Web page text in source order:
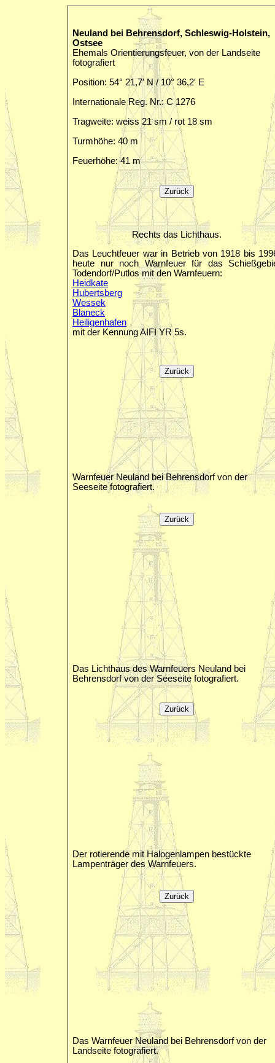
Neuland bei Behrensdorf, Schleswig-Holstein,
Ostsee
Ehemals Orientierungsfeuer, von der Landseite
fotografiert
Position: 54° 21,7′ N / 10° 36,2′ E
Internationale Reg. Nr.: C 1276
Tragweite: weiss 21 sm / rot 18 sm
Turmhöhe: 40 m
Feuerhöhe: 41 m
Rechts das Lichthaus.
Das Leuchtfeuer war in Betrieb von 1918 bis
heute nur noch Warnfeuer für das
Todendorf/Putlos mit den Warnfeuern:
Heidkate
Hubertsberg
Wessek
Blaneck
Heiligenhafen
mit der Kennung AIFI YR 5s.
Warnfeuer Neuland bei Behrensdorf von der
Seeseite fotografiert.
Das Lichthaus des Warnfeuers Neuland bei
Behrensdorf von der Seeseite fotografiert.
Der rotierende mit Halogenlampen bestückte
Lampenträger des Warnfeuers.
Das Warnfeuer Neuland bei Behrensdorf von der
Landseite fotografiert.